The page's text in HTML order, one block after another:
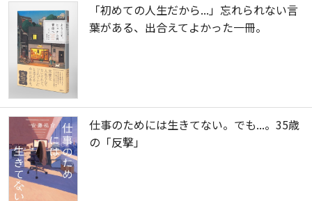
「初めての人生だから...」忘れられない言
葉がある、出合えてよかった一冊。
仕事のためには生きてない。でも...。35歳
の「反撃」